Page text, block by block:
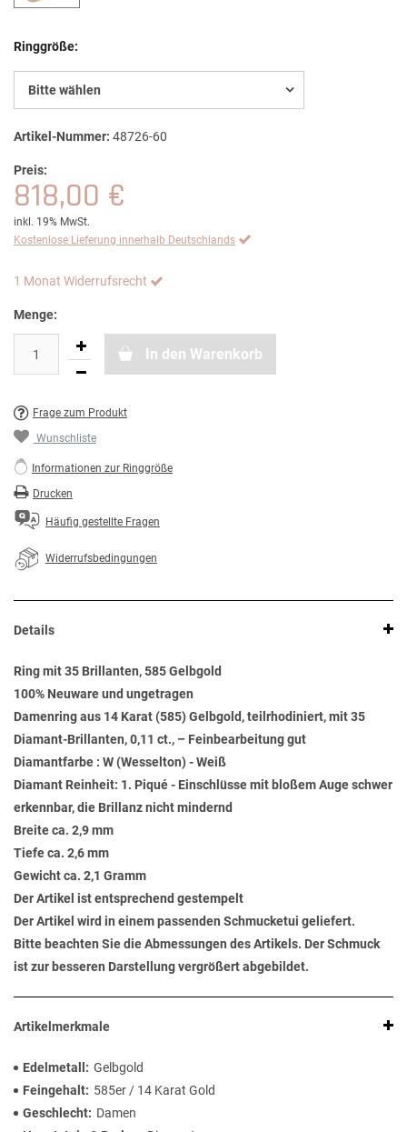
Ringgröße:
Bitte wählen
Artikel-Nummer: 48726-60
Preis:
818,00 €
inkl. 19% MwSt.
Kostenlose Lieferung innerhalb Deutschlands
1 Monat Widerrufsrecht
Menge:
In den Warenkorb
Frage zum Produkt
Wunschliste
Informationen zur Ringgröße
Drucken
Häufig gestellte Fragen
Widerrufsbedingungen
Details
Ring mit 35 Brillanten, 585 Gelbgold
100% Neuware und ungetragen
Damenring aus 14 Karat (585) Gelbgold, teilrhodiniert, mit 35
Diamant-Brillanten, 0,11 ct., – Feinbearbeitung gut
Diamantfarbe : W (Wesselton) - Weiß
Diamant Reinheit: 1. Piqué - Einschlüsse mit bloßem Auge schwer
erkennbar, die Brillanz nicht mindernd
Breite ca. 2,9 mm
Tiefe ca. 2,6 mm
Gewicht ca. 2,1 Gramm
Der Artikel ist entsprechend gestempelt
Der Artikel wird in einem passenden Schmucketui geliefert.
Bitte beachten Sie die Abmessungen des Artikels. Der Schmuck
ist zur besseren Darstellung vergrößert abgebildet.
Artikelmerkmale
Edelmetall
Gelbgold
Feingehalt
585er / 14 Karat Gold
Geschlecht
Damen